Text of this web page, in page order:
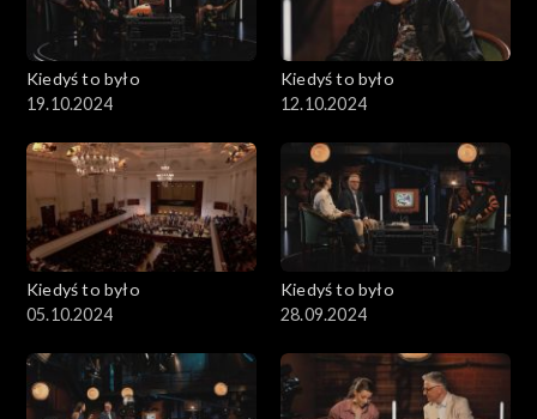
Kiedyś to było
19.10.2024
Kiedyś to było
12.10.2024
Kiedyś to było
05.10.2024
Kiedyś to było
28.09.2024